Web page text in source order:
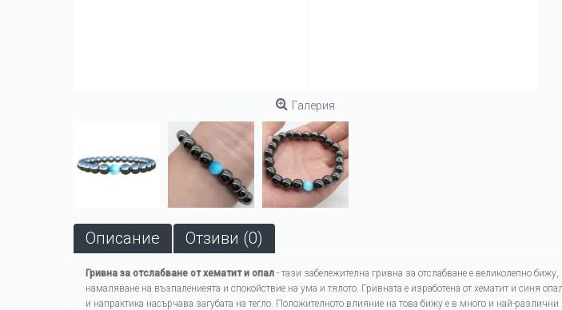
Галерия
Описание Отзиви (0)
Гривна за отслабване от хематит и опал - тази забележителна гривна за отслабване е великолепно бижу,
намаляване на възпалениеята и спокойствие на ума и тялото. Гривната е изработена от хематит и синя
и напрактика насърчава загубата на тегло. Положителното влияние на това бижу е в много и най-